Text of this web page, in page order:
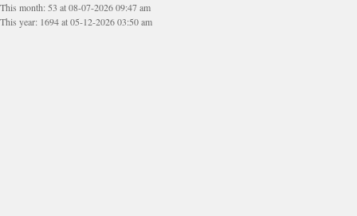
This month: 53 at 08-07-2026 09:47 am
This year: 1694 at 05-12-2026 03:50 am